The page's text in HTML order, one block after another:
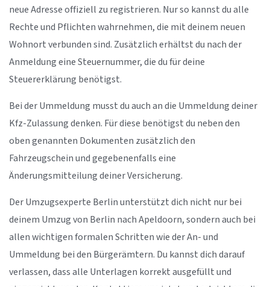
neue Adresse offiziell zu registrieren. Nur so kannst du alle
Rechte und Pflichten wahrnehmen, die mit deinem neuen
Wohnort verbunden sind. Zusätzlich erhältst du nach der
Anmeldung eine Steuernummer, die du für deine
Steuererklärung benötigst.
Bei der Ummeldung musst du auch an die Ummeldung deiner
Kfz-Zulassung denken. Für diese benötigst du neben den
oben genannten Dokumenten zusätzlich den
Fahrzeugschein und gegebenenfalls eine
Änderungsmitteilung deiner Versicherung.
Der Umzugsexperte Berlin unterstützt dich nicht nur bei
deinem Umzug von Berlin nach Apeldoorn, sondern auch bei
allen wichtigen formalen Schritten wie der An- und
Ummeldung bei den Bürgerämtern. Du kannst dich darauf
verlassen, dass alle Unterlagen korrekt ausgefüllt und